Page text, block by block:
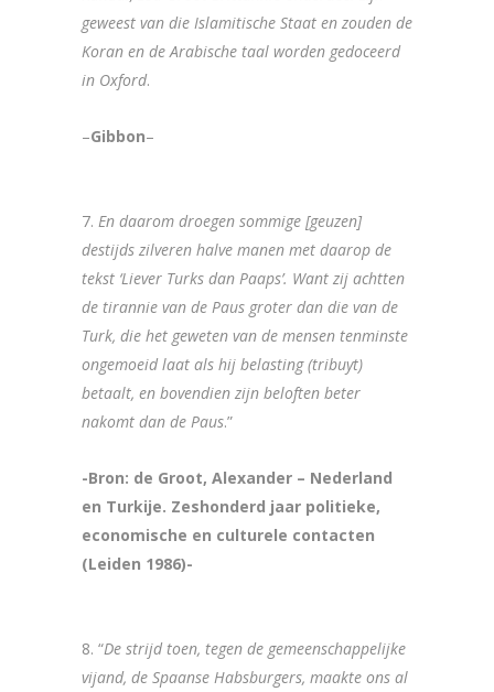
geweest van die Islamitische Staat en zouden de
Koran en de Arabische taal worden gedoceerd
in Oxford.
–Gibbon–
7. En daarom droegen sommige [geuzen]
destijds zilveren halve manen met daarop de
tekst ‘Liever Turks dan Paaps’. Want zij achtten
de tirannie van de Paus groter dan die van de
Turk, die het geweten van de mensen tenminste
ongemoeid laat als hij belasting (tribuyt)
betaalt, en bovendien zijn beloften beter
nakomt dan de Paus.”
-Bron: de Groot, Alexander – Nederland
en Turkije. Zeshonderd jaar politieke,
economische en culturele contacten
(Leiden 1986)-
8. “De strijd toen, tegen de gemeenschappelijke
vijand, de Spaanse Habsburgers, maakte ons al